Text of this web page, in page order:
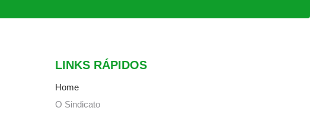
LINKS RÁPIDOS
Home
O Sindicato